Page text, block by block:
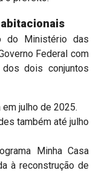
do Ministério das
Federal com
dois conjuntos
julho de 2025.
também até julho
Minha Casa
à reconstrução de